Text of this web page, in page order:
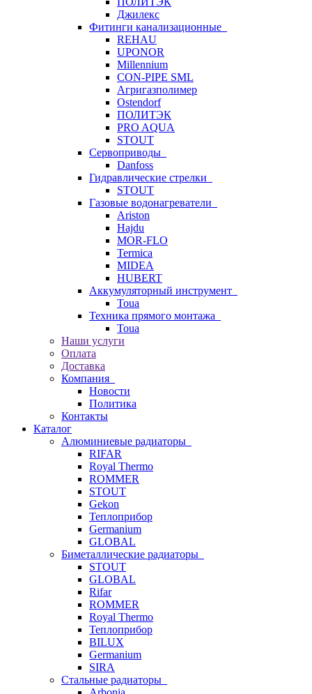
Джилекс
Фитинги канализационные
REHAU
UPONOR
Millennium
CON-PIPE SML
Агригазполимер
Ostendorf
ПОЛИТЭК
PRO AQUA
STOUT
Сервоприводы
Danfoss
Гидравлические стрелки
STOUT
Газовые водонагреватели
Ariston
Hajdu
MOR-FLO
Termica
MIDEA
HUBERT
Аккумуляторный инструмент
Toua
Техника прямого монтажа
Toua
Наши услуги
Оплата
Доставка
Компания
Новости
Политика
Контакты
Каталог
Алюминиевые радиаторы
RIFAR
Royal Thermo
ROMMER
STOUT
Gekon
Теплоприбор
Germanium
GLOBAL
Биметаллические радиаторы
STOUT
GLOBAL
Rifar
ROMMER
Royal Thermo
Теплоприбор
BILUX
Germanium
SIRA
Стальные радиаторы